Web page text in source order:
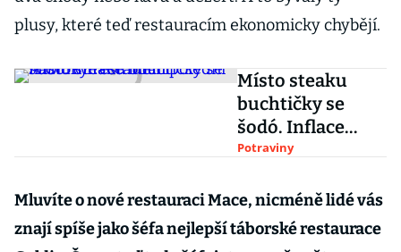
plusy, které teď restauracím ekonomicky chybějí.
Místo steaku
buchtičky se
šodó. Inflace
mění polední
restaurací
Potraviny
Mluvíte o nové restauraci Mace, nicméně lidé vás
znají spíše jako šéfa nejlepší táborské restaurace